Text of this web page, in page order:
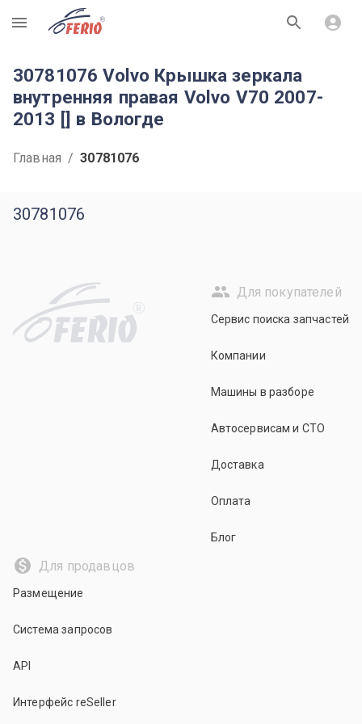
R
30781076 Volvo Крышка зеркала
внутренняя правая Volvo V70 2007-
2013 [] в Вологде
Главная / 30781076
30781076
R
Для покупателей
Сервис поиска запчастей
Компании
Машины в разборе
Автосервисам и СТО
Доставка
Оплата
Блог
Для продавцов
Размещение
Система запросов
API
Интерфейс reSeller